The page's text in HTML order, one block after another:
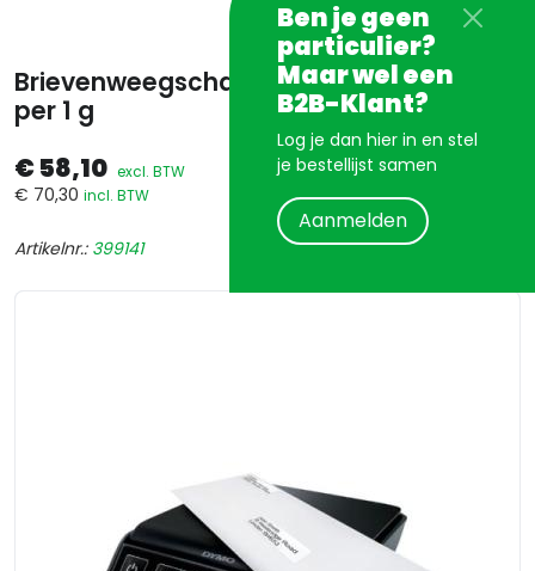
Ben je geen
particulier?
Maar wel een
B2B-Klant?
Log je dan hier in en stel
je bestellijst samen
Aanmelden
Brievenweegschaal Dymo M2 tot 2 kg -
per 1 g
€ 58,10 excl. BTW
€ 70,30 incl. BTW
Artikelnr.: 399141